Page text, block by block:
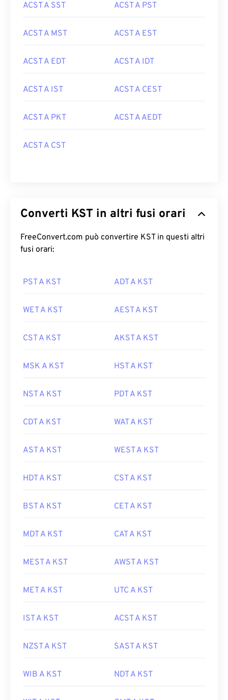
ACST A SST ACST A PST
ACST A MST ACST A EST
ACST A EDT ACST A IDT
ACST A IST ACST A CEST
ACST A PKT ACST A AEDT
ACST A CST
Converti KST in altri fusi orari
FreeConvert.com può convertire KST in questi altri
fusi orari:
PST A KST ADT A KST
WET A KST AEST A KST
CST A KST AKST A KST
MSK A KST HST A KST
NST A KST PDT A KST
CDT A KST WAT A KST
AST A KST WEST A KST
HDT A KST CST A KST
BST A KST CET A KST
MDT A KST CAT A KST
MEST A KST AWST A KST
MET A KST UTC A KST
IST A KST ACST A KST
NZST A KST SAST A KST
WIB A KST NDT A KST